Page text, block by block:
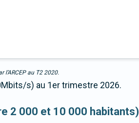
au T2 2020.
s) au 1er trimestre 2026.
2 000 et 10 000 habitants)